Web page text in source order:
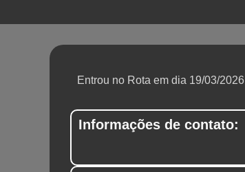
Entrou no Rota em dia 19/03/2026
Informações de contato: